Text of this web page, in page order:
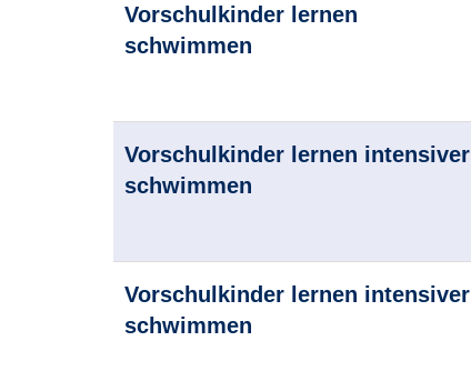
Vorschulkinder lernen
schwimmen
Vorschulkinder lernen intensiver
schwimmen
Vorschulkinder lernen intensiver
schwimmen